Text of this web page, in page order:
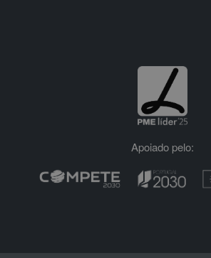
Apoiado pelo: